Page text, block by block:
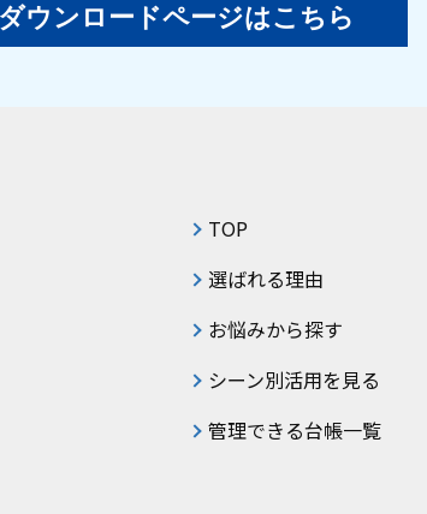
ウンロードページはこちら
TOP
選ばれる理由
お悩みから探す
シーン別活用を見る
管理できる台帳一覧